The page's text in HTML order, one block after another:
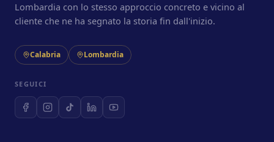
Lombardia con lo stesso approccio concreto e vicino al
cliente che ne ha segnato la storia fin dall'inizio.
Calabria Lombardia
SEGUICI